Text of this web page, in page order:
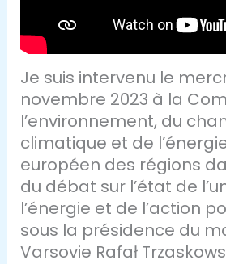
Je suis intervenu le
novembre 2023 à la
l’environnement, du
climatique et de
européen des régions
du débat sur l’état de
l’énergie et de l’action
sous la présidence du
Varsovie Rafał